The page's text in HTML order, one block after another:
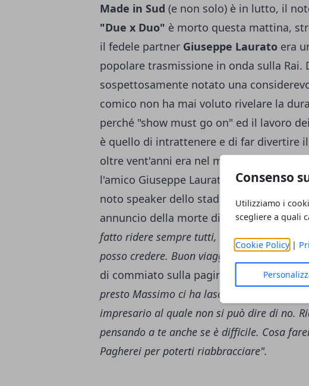
Consenso
Utilizziamo i
scegliere a quali
Cookie Policy|
Made in Sud (e non solo) è in lutto, il
"Due x Duo" è morto questa mattina,
il fedele partner Giuseppe Laurato era
popolare trasmissione in onda sulla Rai.
sospettosamente notato una
comico non ha mai voluto rivelare la
perché "show must go on" ed il lavoro
è quello di intrattenere e di far divertire
oltre vent'anni era nel mondo dello
l'amico Giuseppe Laurato anche il
noto speaker dello stadio San Paolo, è
annuncio della morte di Massimo
fatto ridere sempre tutti, ma adesso ci
posso credere. Buon viaggio amico mio"
di commiato sulla pagina ufficiale dei
presto Massimo ci ha lasciati. Ha dovuto
impresario al quale non si può dire di no.
pensando a te anche se è difficile. Cosa
Pagherei per poterti riabbracciare".